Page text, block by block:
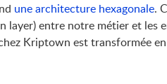
une architecture hexagonale.
entre notre métier et les
Kriptown est transformée